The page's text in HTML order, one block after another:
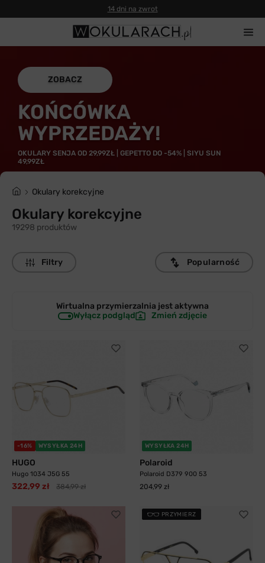
ZOBACZ
KOŃCÓWKA
WYPRZEDAŻY!
OKULARY SENJA OD 29,99ZŁ | GEPETTO DO -54% | SIYU SUN
49,99ZŁ
Okulary korekcyjne
Okulary korekcyjne
19298 produktów
Filtry Popularność
Wirtualna przymierzalnia jestaktywna
Wyłącz podgląd
Zmień zdjęcie
-16% WYSYŁKA 24H
HUGO
Hugo 1034 J5G 55
322,99 zł 384,99 zł
WYSYŁKA 24H
Polaroid
Polaroid D379 900 53
204,99 zł
PRZYMIERZ